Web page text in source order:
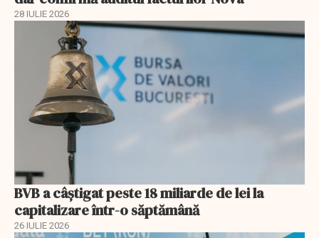
28 IULIE 2026
BVB a câștigat peste 18 miliarde de lei la
capitalizare într-o săptămână
26 IULIE 2026